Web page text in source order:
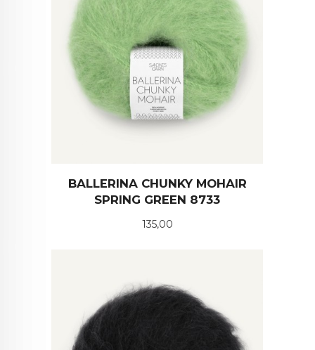
BALLERINA CHUNKY MOHAIR
SPRING GREEN 8733
Pris
135,00